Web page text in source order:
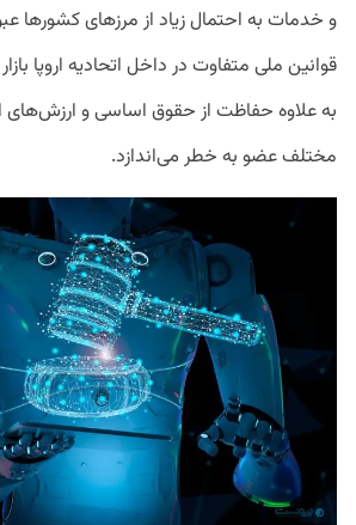
و خدمات به احتمال زیاد از مرزهای کشورها
قوانین ملی متفاوت در داخل اتحادیه اروپا
به علاوه حفاظت از حقوق اساسی و ارزش‌های
مختلف عضو به خطر می‌اندازد.